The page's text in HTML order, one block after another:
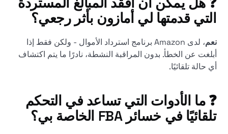
التي قدمتها لي أمازون بأثر رجعي؟
نعم
، لدى Amazon برنامج استرداد الأموال - ولكن فقط إذا
أبلغت عن الخطأ. بدون المراقبة النشطة، نادرًا ما يتم اكتشاف
أي حالة تلقائيًا.
❓ ما الأدوات التي تساعد في التحكم
تلقائيًا في خسائر FBA الخاصة بي؟